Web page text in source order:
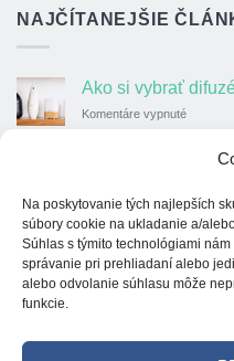
Na poskytovanie tých najlepších
súbory cookie na ukladanie a/
Súhlas s týmito technológiami
správanie pri prehliadaní alebo
alebo odvolanie súhlasu môže
funkcie.
NAJČÍTANEJŠIE
Ako si vybrať
Komentáre vypnuténa
Ako sa chrániť
Komentáre vypnuténa
Ako
sa
chrániť
pred
Chudnutie ako na
Komentáre vypnuténa
Chudnutie
aký vplyv má na